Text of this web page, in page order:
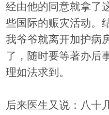
经由他的同意就拿了
些国际的赈灾活动。
我爷爷就离开加护病
了，随时要等著办后
理如法求到。
后来医生又说：八十